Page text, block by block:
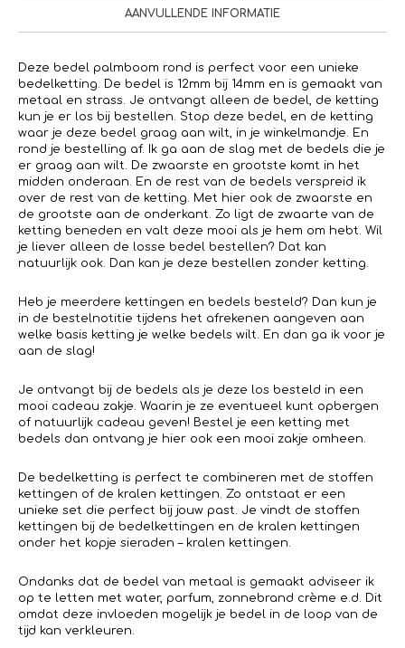
AANVULLENDE INFORMATIE
Deze bedel palmboom rond is perfect voor een unieke
bedelketting. De bedel is 12mm bij 14mm en is gemaakt van
metaal en strass. Je ontvangt alleen de bedel, de ketting
kun je er los bij bestellen. Stop deze bedel, en de ketting
waar je deze bedel graag aan wilt, in je winkelmandje. En
rond je bestelling af. Ik ga aan de slag met de bedels die je
er graag aan wilt. De zwaarste en grootste komt in het
midden onderaan. En de rest van de bedels verspreid ik
over de rest van de ketting. Met hier ook de zwaarste en
de grootste aan de onderkant. Zo ligt de zwaarte van de
ketting beneden en valt deze mooi als je hem om hebt. Wil
je liever alleen de losse bedel bestellen? Dat kan
natuurlijk ook. Dan kan je deze bestellen zonder ketting.
Heb je meerdere kettingen en bedels besteld? Dan kun je
in de bestelnotitie tijdens het afrekenen aangeven aan
welke basis ketting je welke bedels wilt. En dan ga ik voor je
aan de slag!
Je ontvangt bij de bedels als je deze los besteld in een
mooi cadeau zakje. Waarin je ze eventueel kunt opbergen
of natuurlijk cadeau geven! Bestel je een ketting met
bedels dan ontvang je hier ook een mooi zakje omheen.
De bedelketting is perfect te combineren met de stoffen
kettingen of de kralen kettingen. Zo ontstaat er een
unieke set die perfect bij jouw past. Je vindt de stoffen
kettingen bij de bedelkettingen en de kralen kettingen
onder het kopje sieraden – kralen kettingen.
Ondanks dat de bedel van metaal is gemaakt adviseer ik
op te letten met water, parfum, zonnebrand crème e.d. Dit
omdat deze invloeden mogelijk je bedel in de loop van de
tijd kan verkleuren.